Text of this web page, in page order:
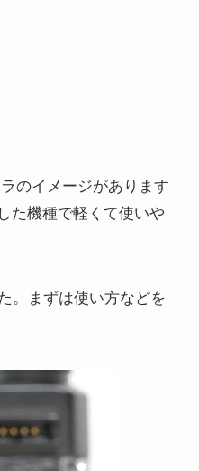
のイメージがあります
た機種で軽くて使いや
。まずは使い方などを